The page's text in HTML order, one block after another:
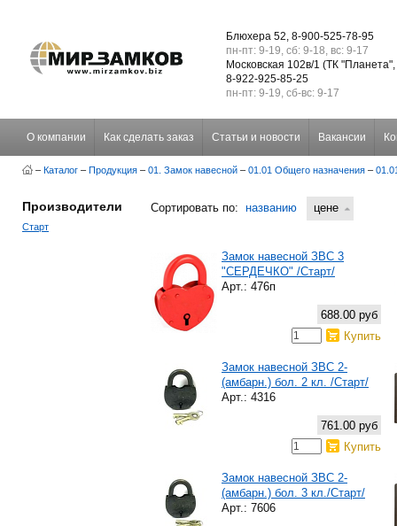
Блюхера 52, 8-900-525-78-95
пн-пт: 9-19, сб: 9-18, вс: 9-17
Московская 102в/1 (ТК
8-922-925-85-25
пн-пт: 9-19, сб-вс: 9-17
О компании Как сделать заказ Статьи и новости Вакансии
– Каталог – Продукция – 01. Замок навесной – 01.01 Общего назначения –
Производители
Старт
Сортировать по: названию цене
Замок навесной ЗВС 3
"СЕРДЕЧКО" /Старт/
Арт.: 476п
688.00 руб
Купить
Замок навесной ЗВС 2-
(амбарн.) бол. 2 кл. /Старт/
Арт.: 4316
761.00 руб
Купить
Замок навесной ЗВС 2-
(амбарн.) бол. 3 кл./Старт/
Арт.: 7606